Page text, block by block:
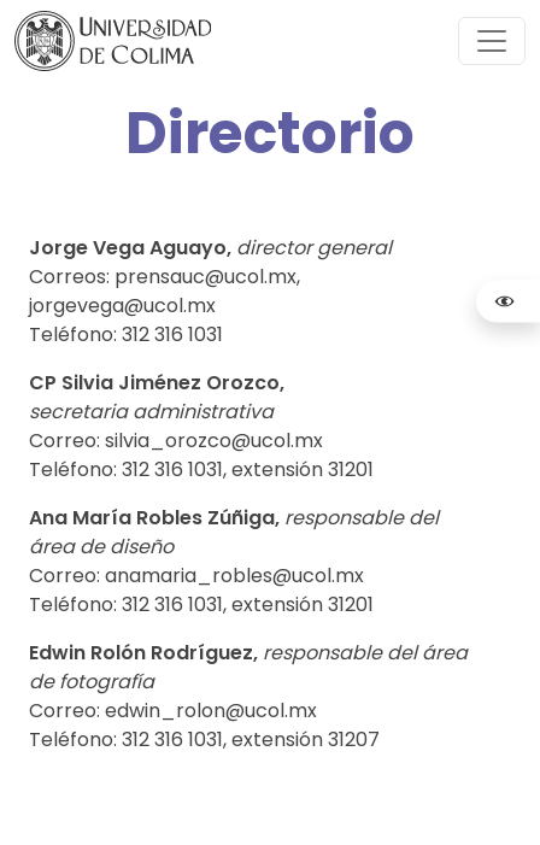
Directorio
Jorge Vega Aguayo, director general
Correos: prensauc@ucol.mx,
jorgevega@ucol.mx
Teléfono: 312 316 1031
CP Silvia Jiménez Orozco,
secretaria administrativa
Correo: silvia_orozco@ucol.mx
Teléfono: 312 316 1031, extensión 31201
Ana María Robles Zúñiga, responsable del
área de diseño
Correo: anamaria_robles@ucol.mx
Teléfono: 312 316 1031, extensión 31201
Edwin Rolón Rodríguez, responsable del área
de fotografía
Correo: edwin_rolon@ucol.mx
Teléfono: 312 316 1031, extensión 31207